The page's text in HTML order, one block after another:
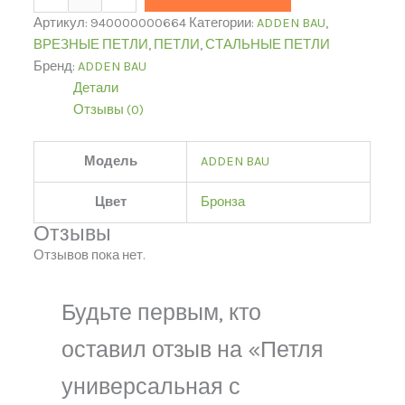
Артикул: 940000000664 Категории:ADDEN BAU,
ВРЕЗНЫЕ ПЕТЛИ, ПЕТЛИ,СТАЛЬНЫЕ ПЕТЛИ
Бренд:ADDEN BAU
Детали
Отзывы (0)
Модель ADDEN BAU
Цвет Бронза
Отзывы
Отзывов пока нет.
Будьте первым, кто
оставил отзыв на «Петля
универсальная с